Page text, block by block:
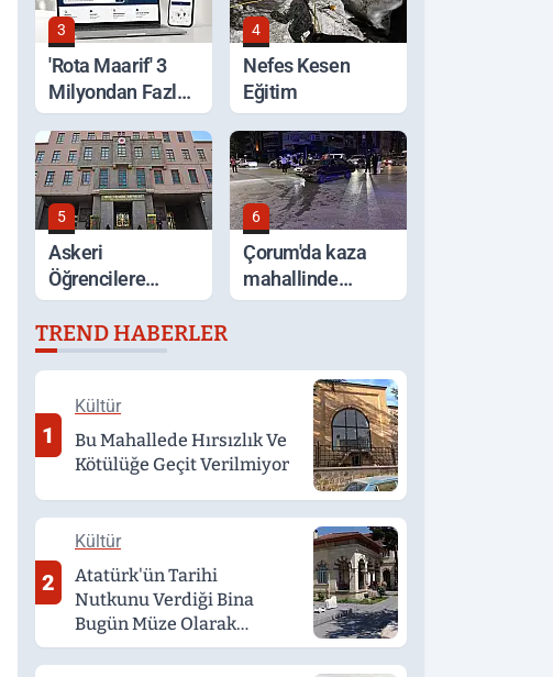
3
'Rota Maarif' 3
Milyondan Fazla
Ziyaret Edildi
4
Nefes Kesen
Eğitim
5
Askeri
Öğrencilere
Sağlanacak
İmkanlar
Açıklandı
6
Çorum'da kaza
mahallinde
arbede: Yardım
sürücü tarafından
darp edildi
TREND HABERLER
1
Kültür
Bu Mahallede Hırsızlık Ve
Kötülüğe Geçit Verilmiyor
2
Kültür
Atatürk'ün Tarihi
Nutkunu Verdiği Bina
Bugün Müze Olarak
Hizmet Veriyor